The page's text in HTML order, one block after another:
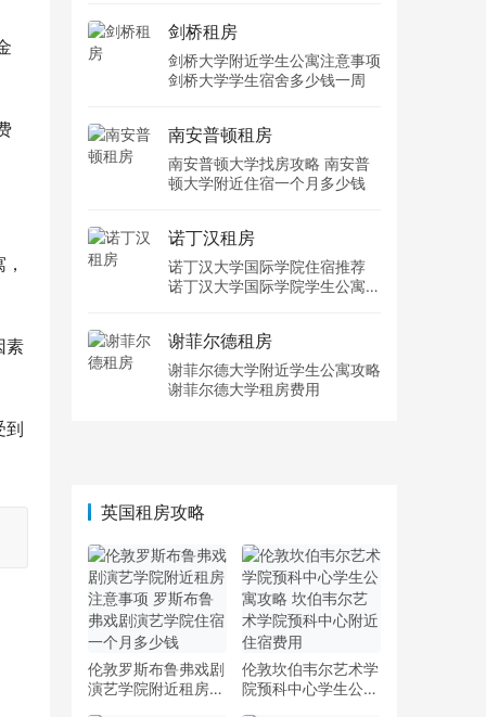
素
到
剑桥租房
剑桥大学附近学生公寓注意事项
剑桥大学学生宿舍多少钱一周
南安普顿租房
南安普顿大学找房攻略 南安普
顿大学附近住宿一个月多少钱
诺丁汉租房
诺丁汉大学国际学院住宿推荐
诺丁汉大学国际学院学生公寓多
谢菲尔德租房
谢菲尔德大学附近学生公寓攻略
谢菲尔德大学租房费用
英国租房攻略
伦敦罗斯布鲁弗戏剧
演艺学院附近租房注
伦敦坎伯韦尔艺术学
院预科中心学生公寓